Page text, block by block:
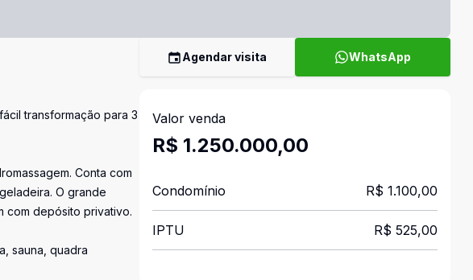
transformação para 3
Conta com
O grande
com depósito privativo.
sauna, quadra
Agendar visita WhatsApp
Valor venda
R$ 1.250.000,00
Condomínio R$ 1.100,00
IPTU R$ 525,00